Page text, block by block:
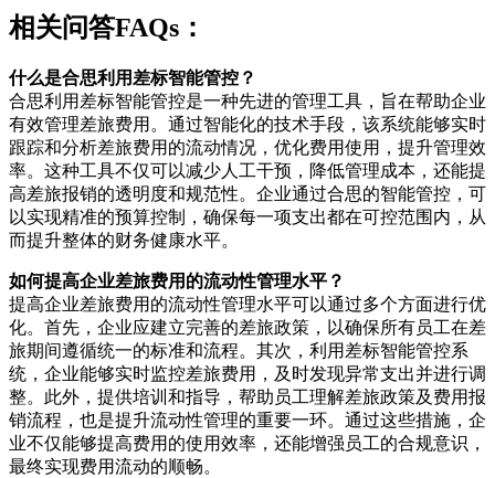
相关问答FAQs：
什么是合思利用差标智能管控？
合思利用差标智能管控是一种先进的管理工具，旨在帮助企业
有效管理差旅费用。通过智能化的技术手段，该系统能够实时
跟踪和分析差旅费用的流动情况，优化费用使用，提升管理效
率。这种工具不仅可以减少人工干预，降低管理成本，还能提
高差旅报销的透明度和规范性。企业通过合思的智能管控，可
以实现精准的预算控制，确保每一项支出都在可控范围内，从
而提升整体的财务健康水平。
如何提高企业差旅费用的流动性管理水平？
提高企业差旅费用的流动性管理水平可以通过多个方面进行优
化。首先，企业应建立完善的差旅政策，以确保所有员工在差
旅期间遵循统一的标准和流程。其次，利用差标智能管控系
统，企业能够实时监控差旅费用，及时发现异常支出并进行调
整。此外，提供培训和指导，帮助员工理解差旅政策及费用报
销流程，也是提升流动性管理的重要一环。通过这些措施，企
业不仅能够提高费用的使用效率，还能增强员工的合规意识，
最终实现费用流动的顺畅。